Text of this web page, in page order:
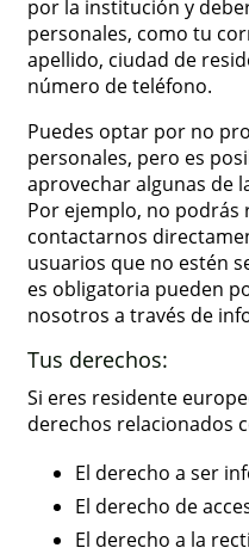
por la institución y
personales, como tu
apellido, ciudad de
número de teléfono.
Puedes optar por no
personales, pero es
aprovechar algunas de
Por ejemplo, no
contactarnos
usuarios que no estén
es obligatoria pueden
nosotros a través de
Tus derechos:
Si eres residente
derechos relacionados
El derecho a ser
El derecho de
El derecho a la